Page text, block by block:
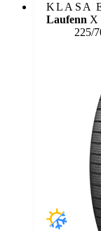
KLASA
Laufenn X
225/